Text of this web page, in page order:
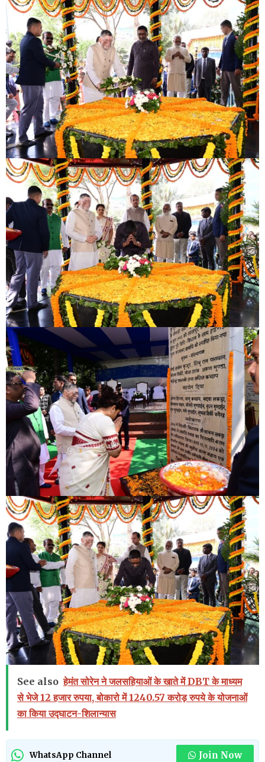
See also हेमंत सोरेन ने जलसहियाओं के खाते में DBT के माध्यम
से भेजे 12 हजार रुपया, बोकारो में 1240.57 करोड़ रुपये के योजनाओं
का किया उद्घाटन-शिलान्यास
WhatsApp Channel Join Now